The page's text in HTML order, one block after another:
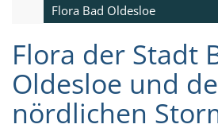
Oldesloe
Flora Bad Oldesloe
Flora der Stadt
Oldesloe und
nördlichen